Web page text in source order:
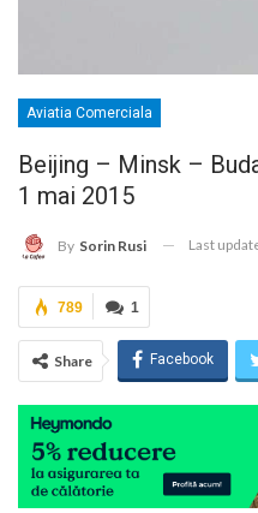
Aviatia Comerciala
Beijing – Minsk –
1 mai 2015
By Sorin Rusi Last
1
789
Share Facebook